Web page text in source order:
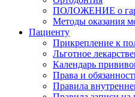
ПОЛОЖЕНИЕ о
Методы оказания
Пациенту
Прикрепление к
Льготное
Календарь
Права и
Правила